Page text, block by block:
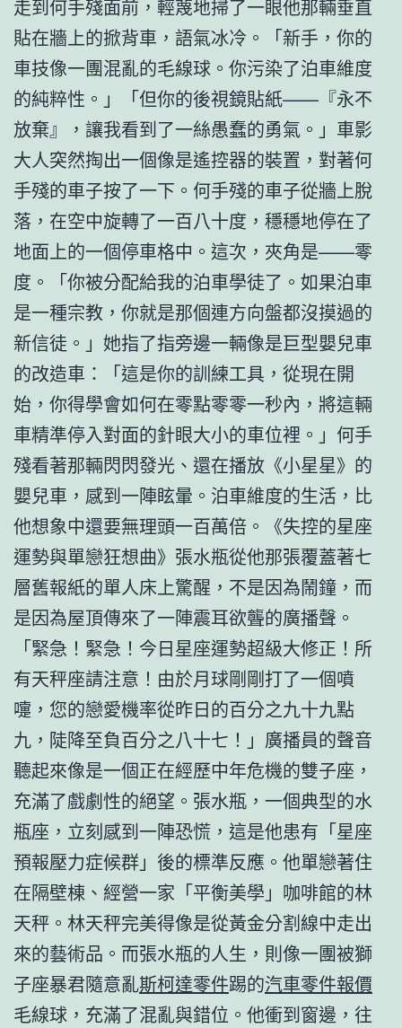
走到何手殘面前，輕蔑地掃了一眼他那輛垂直
貼在牆上的掀背車，語氣冰冷。「新手，你的
車技像一團混亂的毛線球。你污染了泊車維度
的純粹性。」「但你的後視鏡貼紙——『永不
放棄』，讓我看到了一絲愚蠢的勇氣。」車影
大人突然掏出一個像是遙控器的裝置，對著何
手殘的車子按了一下。何手殘的車子從牆上脫
落，在空中旋轉了一百八十度，穩穩地停在了
地面上的一個停車格中。這次，夾角是——零
度。「你被分配給我的泊車學徒了。如果泊車
是一種宗教，你就是那個連方向盤都沒摸過的
新信徒。」她指了指旁邊一輛像是巨型嬰兒車
的改造車：「這是你的訓練工具，從現在開
始，你得學會如何在零點零零一秒內，將這輛
車精準停入對面的針眼大小的車位裡。」何手
殘看著那輛閃閃發光、還在播放《小星星》的
嬰兒車，感到一陣眩暈。泊車維度的生活，比
他想象中還要無理頭一百萬倍。《失控的星座
運勢與單戀狂想曲》張水瓶從他那張覆蓋著七
層舊報紙的單人床上驚醒，不是因為鬧鐘，而
是因為屋頂傳來了一陣震耳欲聾的廣播聲。
「緊急！緊急！今日星座運勢超級大修正！所
有天秤座請注意！由於月球剛剛打了一個噴
嚏，您的戀愛機率從昨日的百分之九十九點
九，陡降至負百分之八十七！」廣播員的聲音
聽起來像是一個正在經歷中年危機的雙子座，
充滿了戲劇性的絕望。張水瓶，一個典型的水
瓶座，立刻感到一陣恐慌，這是他患有「星座
預報壓力症候群」後的標準反應。他單戀著住
在隔壁棟、經營一家「平衡美學」咖啡館的林
天秤。林天秤完美得像是從黃金分割線中走出
來的藝術品。而張水瓶的人生，則像一團被獅
子座暴君隨意亂斯柯達零件踢的汽車零件報價
毛線球，充滿了混亂與錯位。他衝到窗邊，往